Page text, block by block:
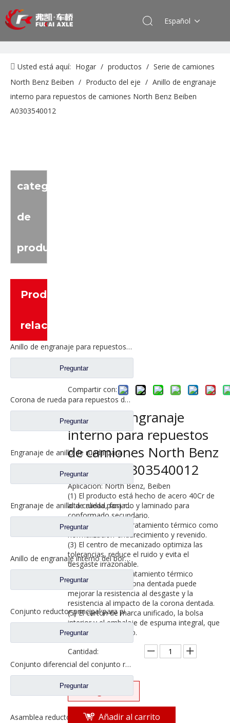
Español
Usted está aquí: Hogar / productos / Serie de camiones
North Benz Beiben / Producto del eje / Anillo de engranaje
interno para repuestos de camiones North Benz Beiben
A0303540012
categoria
de
producto
Productos
relacionados
Anillo de engranaje para repuestos de camiones North Benz Beiben A3553541312
Preguntar
Corona de rueda para repuestos de camiones Sinotruk Howo WG9231340123
Preguntar
Engranaje de anillo de rueda para repuestos de camiones Sinotruk Howo WG9981340051
Preguntar
Engranaje de anillo de rueda para repuestos de camiones Sinotruk Steyr WG9012340121
Preguntar
Anillo de engranaje interno del borde de la rueda para los recambios W2405041F02C del camión del eje C&C de Pengxiang LC300
Preguntar
Conjunto reductor principal para piezas de repuesto de camiones Ford conjunto diferencial del eje trasero XSS-13-470
Preguntar
Conjunto diferencial del conjunto reductor principal para repuestos de camiones Ford XSR-470 XST-26-470
Preguntar
Asamblea reductora principal del eje intermedio para los recambios del camión pesado del Benz del Noth
Compartir con:
Anillo de engranaje
interno para repuestos
de camiones North Benz
Beiben A0303540012
Aplicación: North Benz, Beiben
(1) El producto está hecho de acero 40Cr de
alta calidad, forjado y laminado para
conformado secundario.
(2) Proceso de pretratamiento térmico como
normalización-endurecimiento y revenido.
(3) El centro de mecanizado optimiza las
tolerancias, reduce el ruido y evita el
desgaste irrazonable.
(4) El proceso de tratamiento térmico
superficial de la corona dentada puede
mejorar la resistencia al desgaste y la
resistencia al impacto de la corona dentada.
(5) El cartón de marca unificado, la bolsa
interior y el embalaje de espuma integral, que
es fuerte y hermoso.
Cantidad:
Preguntar
Añadir al carrito